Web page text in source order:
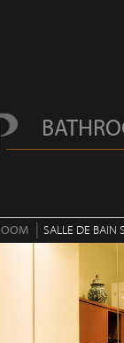
SALLE DE BAIN